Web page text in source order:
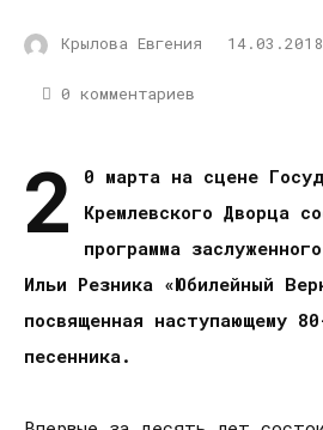
Крылова Евгения 14.03.2018
0 комментариев
2
0 марта на сцене
Кремлевского Дворца
программа
Ильи Резника «Юбилейный
посвященная наступающему
песенника.